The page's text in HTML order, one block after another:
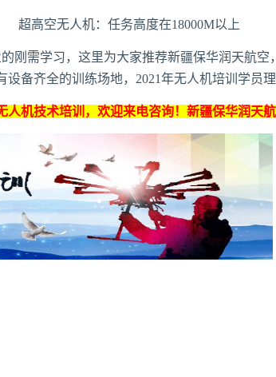
超高空无人机：任务高度在18000M以上
需学习，这里为大家推荐新疆保华润天航空，
设备齐全的训练场地，2021年无人机培训学员
人机技术培训 ，欢迎来电咨询！ 新疆保华润天